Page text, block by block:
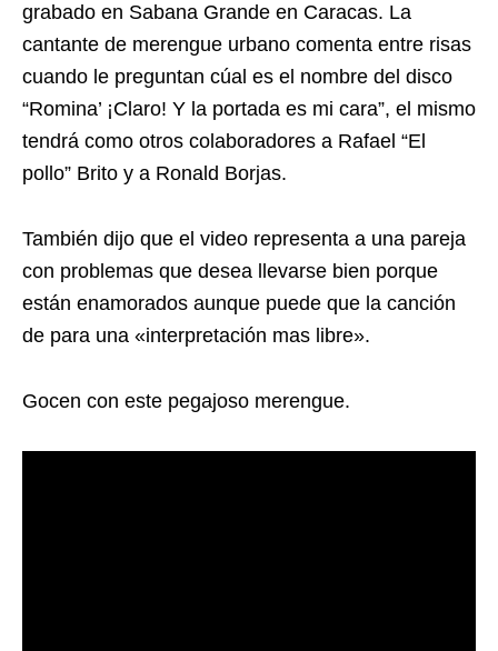
grabado en Sabana Grande en Caracas. La
cantante de merengue urbano comenta entre risas
cuando le preguntan cúal es el nombre del disco
“Romina’ ¡Claro! Y la portada es mi cara”, el mismo
tendrá como otros colaboradores a Rafael “El
pollo” Brito y a Ronald Borjas.
También dijo que el video representa a una pareja
con problemas que desea llevarse bien porque
están enamorados aunque puede que la canción
de para una «interpretación mas libre».
Gocen con este pegajoso merengue.